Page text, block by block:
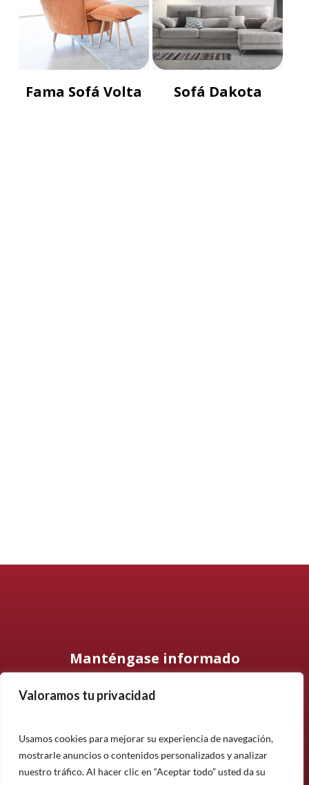
Valoramos tu privacidad
Usamos cookies para mejorar su experiencia de navegación,
mostrarle anuncios o contenidos personalizados y analizar
nuestro tráfico. Al hacer clic en “Aceptar todo” usted da su
Fama Sofá Volta Sofá Dakota
Manténgase informado
Suscríbase a nuestro boletín informativo y manténgase
noticias.
Suscríbete